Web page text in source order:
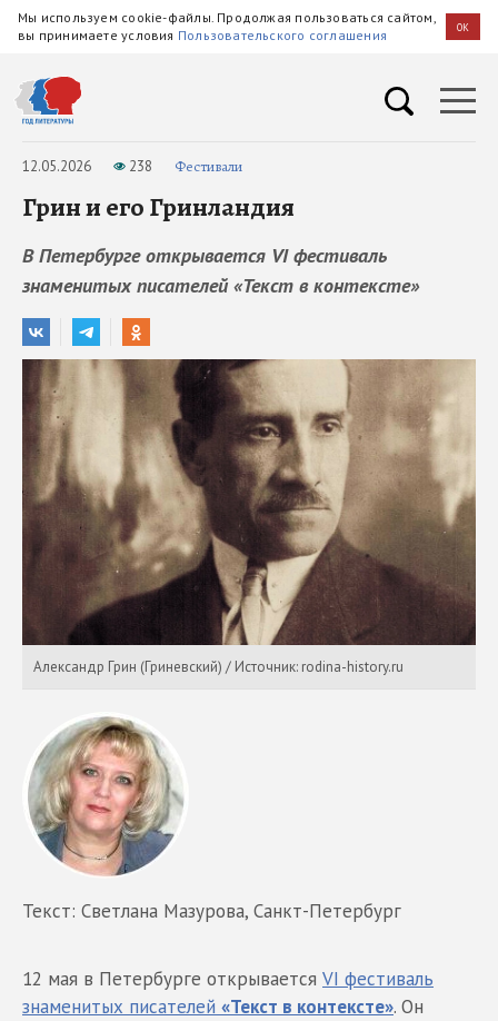
Мы используем cookie-файлы. Продолжая пользоваться сайтом,
вы принимаете условия Пользовательского соглашения OK
12.05.2026 238 Фестивали
Грин и его Гринландия
В Петербурге открывается VI фестиваль
знаменитых писателей «Текст в контексте»
Александр Грин (Гриневский) / Источник: rodina-history.ru
Текст: Светлана Мазурова, Санкт-Петербург
12 мая в Петербурге открывается VI фестиваль
знаменитых писателей «Текст в контексте». Он